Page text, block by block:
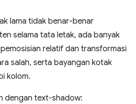
lama tidak benar-benar
selama tata letak, ada banyak
relatif dan transformasi
salah, serta bayangan kotak
kolom.
dengan text-shadow: